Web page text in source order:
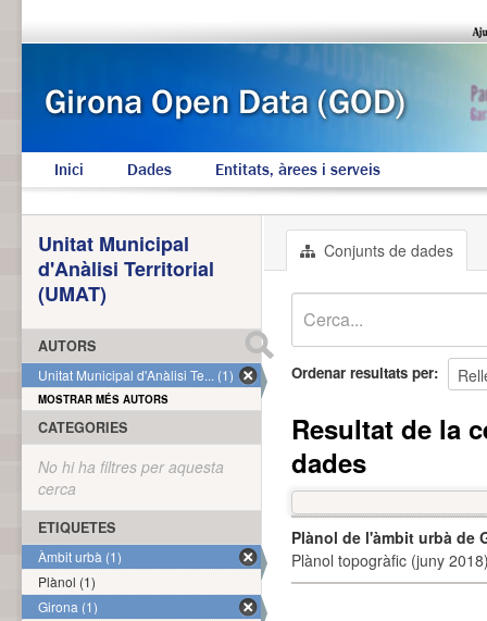
Inici Dades Entitats, àrees i serveis
Conjunts de dades
Ordenar resultats per
Resultat de la
dades
Plànol de l'àmbit urbà de
Plànol topogràfic (juny
Unitat Municipal
d'Anàlisi Territorial
(UMAT)
AUTORS
Unitat Municipal d'Anàlisi Te... (1)
MOSTRAR MÉS AUTORS
CATEGORIES
No hi ha filtres per aquesta
cerca
ETIQUETES
Àmbit urbà (1)
Plànol (1)
Girona (1)